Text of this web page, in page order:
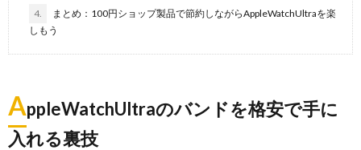
4.
まとめ：100円ショップ製品で節約しながらAppleWatchUltraを楽
しもう
AppleWatchUltraのバンドを格安で手に
入れる裏技